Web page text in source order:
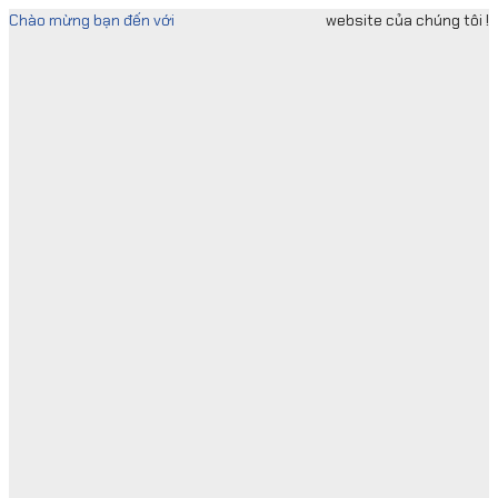
Skip
Chào mừng bạn đến với website của chúng tôi !